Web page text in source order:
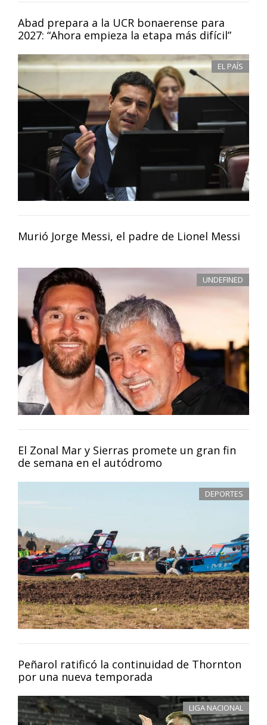
Abad prepara a la UCR bonaerense para
2027: “Ahora empieza la etapa más difícil”
EL PAÍS
Murió Jorge Messi, el padre de Lionel Messi
UNDEFINED
El Zonal Mar y Sierras promete un gran fin
de semana en el autódromo
DEPORTES
Peñarol ratificó la continuidad de Thornton
por una nueva temporada
LIGA NACIONAL